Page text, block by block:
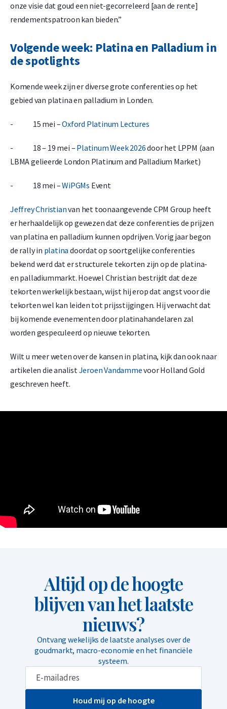
onze visie dat goud een niet-gecorreleerd [aan de rente]
rendementspatroon kan bieden.”
Volgende week: Platina en Palladium in
de spotlights
Komende week zijn er diverse grote conferenties op het
gebied van platina en palladium in Londen.
- 15 mei –Oxford Platinum Lectures
- 18 – 19 mei – Platinum Week 2026door het LPPM (aan
LBMA gelieerde London Platinum and Palladium Market)
- 18 mei –WiPGMs Event
Jeffrey Christianvan het toonaangevende CPM Group heeft
er herhaaldelijk op gewezen dat deze conferenties de prijzen
van platina en palladium kunnen opdrijven. Vorig jaar begon
de rally in platina doordat op soortgelijke conferenties
bekend werd dat er structurele tekorten zijn op de platina-
en palladiummarkt. Hoewel Christian bestrijdt dat deze
tekorten werkelijk bestaan, wijst hij erop dat angst voor die
tekorten wel kan leiden tot prijsstijgingen. Hij verwacht dat
bij komende evenementen door platinahandelaren zal
worden gespeculeerd op nieuwe tekorten.
Wilt u meer weten over de kansen in platina, kijk dan ook naar
artikelen die analistJeroen Vandammevoor Holland Gold
geschreven heeft.
Altijd op de hoogte
blijven van het laatste
nieuws?
Ontvang wekelijks de laatste analyses over de
goudmarkt, macro-economie en het financiële
systeem.
Houd mij op de hoogte